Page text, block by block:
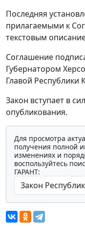
Последняя
прилагаемыми к
текстовым
Соглашение
Губернатором
Главой
Закон вступает в
опубликования.
Для просмотра
получения полной
изменениях и
воспользуйтесь
ГАРАНТ: